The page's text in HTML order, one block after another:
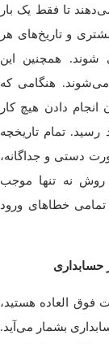
تا فقط یک بار
و تاریخ‌های هر
شوند. همچنین این
هنگامی که
دادن هیچ کار
تمام تاریخچه‌
دستی و جداگانه،
نه تنها موجب
خطاهای ورود
فوق العاده هستید،
بشمار می‌آید.